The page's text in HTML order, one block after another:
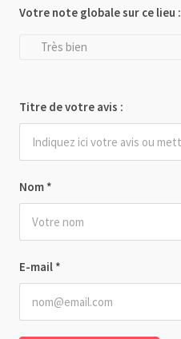
Nom *
E-mail *
Votre note globale sur ce lieu :
Très bien
Titre de votre avis :